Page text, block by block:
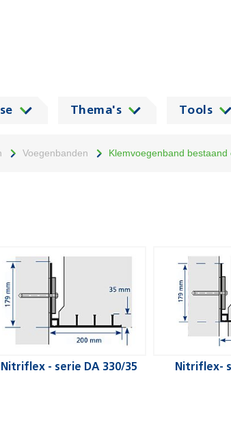
Thema's Tools
Voegenbanden Klemvoegenband bestaand
Nitriflex - serie DA 330/35 Nitriflex-